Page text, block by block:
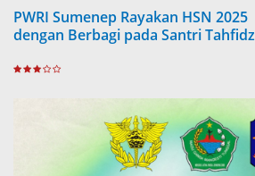
PWRI Sumenep Rayakan HSN 2025
dengan Berbagi pada Santri Tahfidz